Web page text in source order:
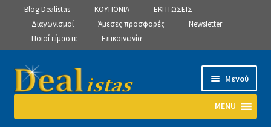
Blog Dealistas ΚΟΥΠΟΝΙΑ
ΕΚΠΤΩΣΕΙΣ
Διαγωνισμοί
Άμεσες προσφορές
Newsletter
Ποιοί είμαστε
Επικοινωνία
Απευθείας
μετάβαση
πλοήγηση
Μετάβαση
σε
Μενού
MENU